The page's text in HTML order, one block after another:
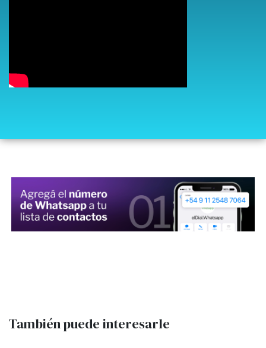
También puede interesarle